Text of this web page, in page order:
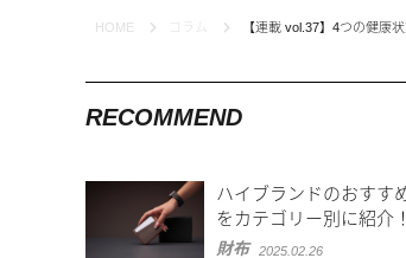
HOME コラム 【連載 vol.37】4つの健康
RECOMMEND
ハイブランドのおすす
をカテゴリー別に紹介
用するためのポイントも
財布 2025.02.26